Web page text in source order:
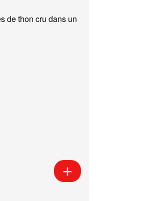
de thon cru dans un